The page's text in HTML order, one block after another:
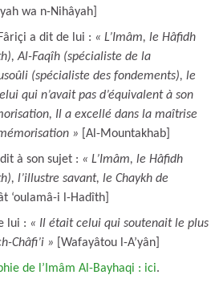
wa n-Nihâyah]
a dit de lui : « L’Imâm, le Hâfidh
Al-Faqîh (spécialiste de la
(spécialiste des fondements), le
qui n’avait pas d’équivalent à son
Il a excellé dans la maîtrise
» [Al-Mountakhab]
à son sujet : « L’Imâm, le Hâfidh
l’illustre savant, le Chaykh de
‘oulamâ-i l-Hadîth]
lui : « Il était celui qui soutenait le plus
Châfi’i » [Wafayâtou l-A’yân]
de l’Imâm Al-Bayhaqi : ici.